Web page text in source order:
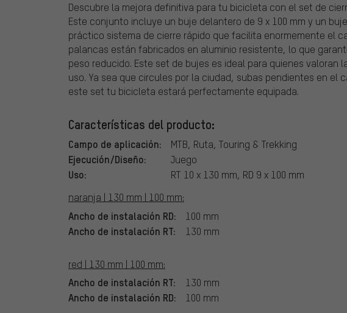
Descubre la mejora definitiva para tu bicicleta con el set de
Este conjunto incluye un buje delantero de 9 x 100 mm y un
práctico sistema de cierre rápido que facilita enormemente el
palancas están fabricados en aluminio resistente, lo que
peso reducido. Este set de bujes es ideal para quienes valoran
uso. Ya sea que circules por la ciudad, subas pendientes en el
este set tu bicicleta estará perfectamente equipada.
Características del producto:
Campo de aplicación: MTB, Ruta, Touring & Trekking
Ejecución/Diseño: Juego
Uso:
RT 10 x 130 mm, RD 9 x 100 mm
naranja | 130 mm | 100 mm:
Ancho de instalación RD: 100 mm
Ancho de instalación RT: 130 mm
red | 130 mm | 100 mm:
Ancho de instalación RT: 130 mm
Ancho de instalación RD: 100 mm